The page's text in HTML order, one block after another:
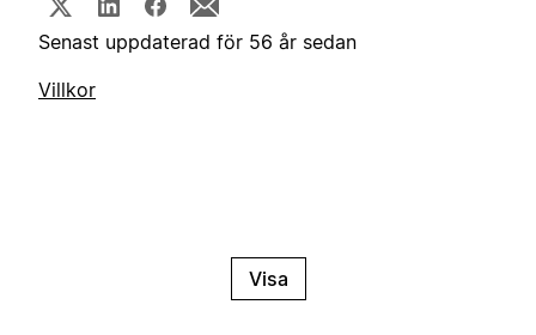
Senast uppdaterad för 56 år sedan
Villkor
Visa